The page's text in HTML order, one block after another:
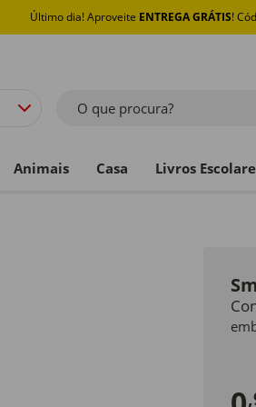
Último dia! Aproveite ENTREGA GRÁTIS!
O que procura?
Animais Casa Livros